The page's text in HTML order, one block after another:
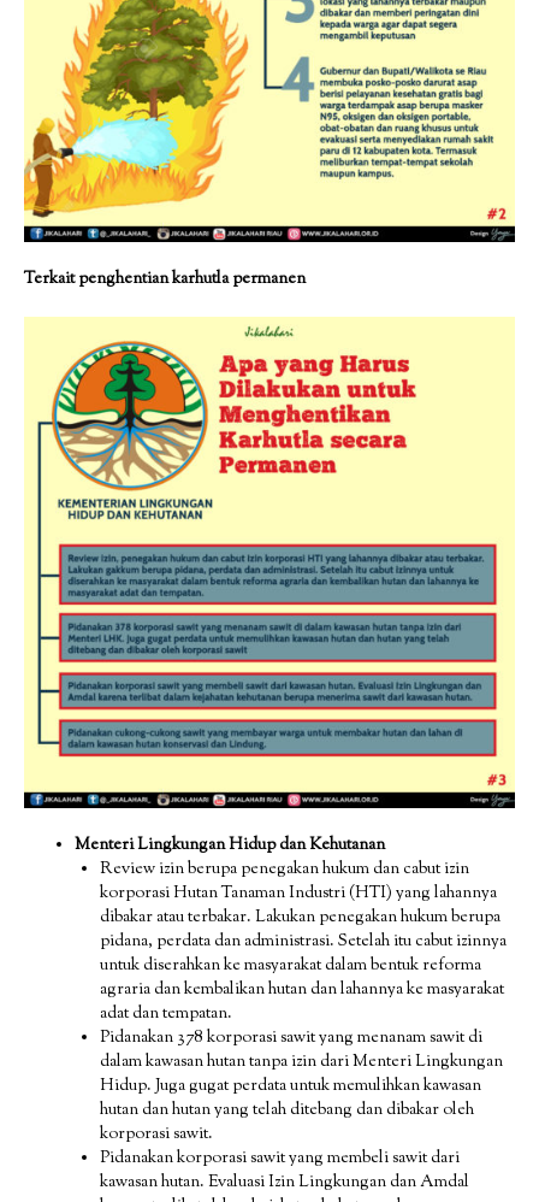
Terkait penghentian karhutla permanen
Menteri Lingkungan Hidup dan Kehutanan
Review izin berupa penegakan hukum dan cabut izin
korporasi Hutan Tanaman Industri (HTI) yang lahannya
dibakar atau terbakar. Lakukan penegakan hukum berupa
pidana, perdata dan administrasi. Setelah itu cabut izinnya
untuk diserahkan ke masyarakat dalam bentuk reforma
agraria dan kembalikan hutan dan lahannya ke masyarakat
adat dan tempatan.
Pidanakan 378 korporasi sawit yang menanam sawit di
dalam kawasan hutan tanpa izin dari Menteri Lingkungan
Hidup. Juga gugat perdata untuk memulihkan kawasan
hutan dan hutan yang telah ditebang dan dibakar oleh
korporasi sawit.
Pidanakan korporasi sawit yang membeli sawit dari
kawasan hutan. Evaluasi Izin Lingkungan dan Amdal